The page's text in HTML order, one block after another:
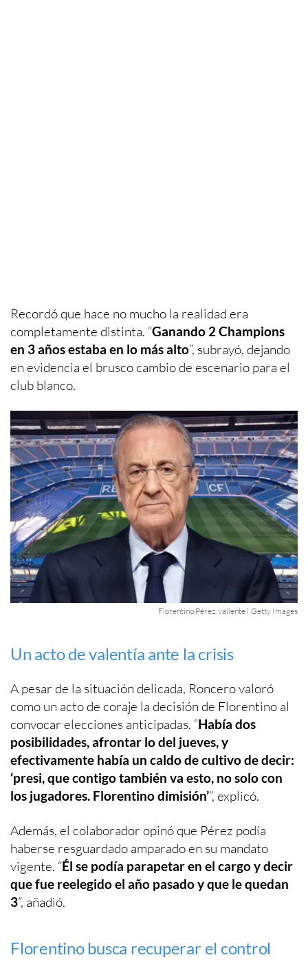
Recordó que hace no mucho la realidad era
completamente distinta. “Ganando 2 Champions
en 3 años estaba en lo más alto”, subrayó, dejando
en evidencia el brusco cambio de escenario para el
club blanco.
Florentino Pérez, valiente | Getty Images
Un acto de valentía ante la crisis
A pesar de la situación delicada, Roncero valoró
como un acto de coraje la decisión de Florentino al
convocar elecciones anticipadas. “Había dos
posibilidades, afrontar lo del jueves, y
efectivamente había un caldo de cultivo de decir:
‘presi, que contigo también va esto, no solo con
los jugadores. Florentino dimisión’”, explicó.
Además, el colaborador opinó que Pérez podía
haberse resguardado amparado en su mandato
vigente. “Él se podía parapetar en el cargo y decir
que fue reelegido el año pasado y que le quedan
3”, añadió.
Florentino busca recuperar el control